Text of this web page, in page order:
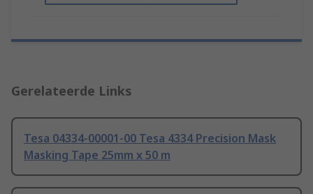
Gerelateerde Links
Tesa 04334-00001-00 Tesa 4334 Precision Mask
Masking Tape 25mm x 50 m